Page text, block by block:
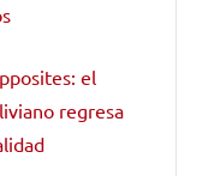
el
regresa